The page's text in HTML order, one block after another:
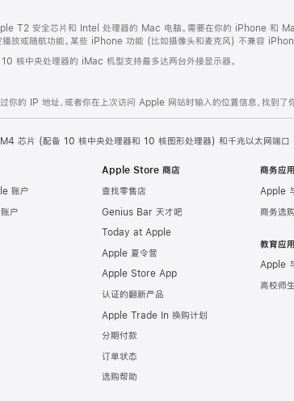
T2 安全芯片和 Intel 处理器的 Mac 电脑。需要在你的 iPhone 和
放或随航功能。某些 iPhone 功能 (比如摄像头和麦克风) 不兼容
核中央处理器的 iMac 机型支持最多达两台外接显示器。
你的 IP 地址，或者你在上次访问 Apple 网站时输入的位置信息，找到了
芯片 (配备 10 核中央处理器和 10 核图形处理器) 和千兆以太网端口
账户
户
Apple Store 商店
查找零售店
Genius Bar 天才吧
Today at Apple
Apple 夏令营
Apple Store App
认证的翻新产品
Apple Trade In 换购计划
分期付款
订单状态
选购帮助
商务应用
Apple
商务选购
教育应用
Apple
高校师